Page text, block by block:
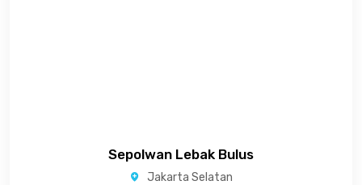
Sepolwan Lebak Bulus
Jakarta Selatan